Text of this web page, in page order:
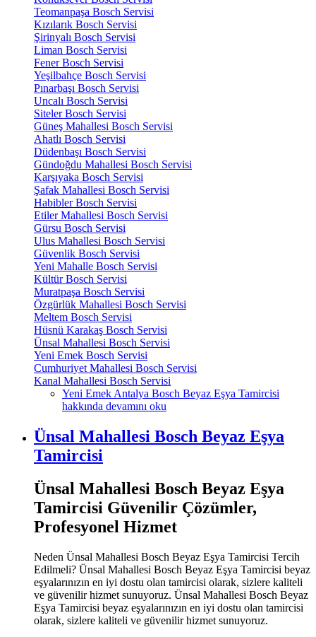
Teomanpaşa Bosch Servisi
Kızılarık Bosch Servisi
Şirinyalı Bosch Servisi
Liman Bosch Servisi
Fener Bosch Servisi
Yeşilbahçe Bosch Servisi
Pınarbaşı Bosch Servisi
Uncalı Bosch Servisi
Siteler Bosch Servisi
Güneş Mahallesi Bosch Servisi
Ahatlı Bosch Servisi
Düdenbaşı Bosch Servisi
Gündoğdu Mahallesi Bosch Servisi
Karşıyaka Bosch Servisi
Şafak Mahallesi Bosch Servisi
Habibler Bosch Servisi
Etiler Mahallesi Bosch Servisi
Gürsu Bosch Servisi
Ulus Mahallesi Bosch Servisi
Güvenlik Bosch Servisi
Yeni Mahalle Bosch Servisi
Kültür Bosch Servisi
Muratpaşa Bosch Servisi
Özgürlük Mahallesi Bosch Servisi
Meltem Bosch Servisi
Hüsnü Karakaş Bosch Servisi
Ünsal Mahallesi Bosch Servisi
Yeni Emek Bosch Servisi
Cumhuriyet Mahallesi Bosch Servisi
Kanal Mahallesi Bosch Servisi
Yeni Emek Antalya Bosch Beyaz Eşya Tamircisi
hakkında devamını oku
Ünsal Mahallesi Bosch Beyaz Eşya
Tamircisi
Ünsal Mahallesi Bosch Beyaz Eşya
Tamircisi Güvenilir Çözümler,
Profesyonel Hizmet
Neden Ünsal Mahallesi Bosch Beyaz Eşya Tamircisi Tercih
Edilmeli? Ünsal Mahallesi Bosch Beyaz Eşya Tamircisi beyaz
eşyalarınızın en iyi dostu olan tamircisi olarak, sizlere kaliteli
ve güvenilir hizmet sunuyoruz. Ünsal Mahallesi Bosch Beyaz
Eşya Tamircisi beyaz eşyalarınızın en iyi dostu olan tamircisi
olarak, sizlere kaliteli ve güvenilir hizmet sunuyoruz.